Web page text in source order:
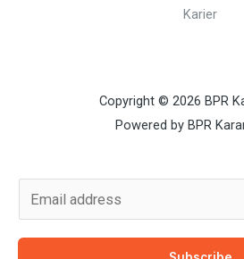
Karier
Copyright © 2026 BPR
Powered by BPR
m
a